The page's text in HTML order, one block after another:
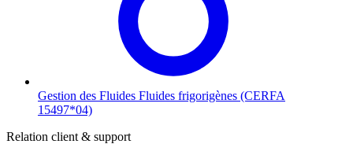
Gestion des Fluides Fluides frigorigènes (CERFA
15497*04)
Relation client & support